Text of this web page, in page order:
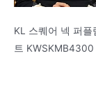
KL 스퀘어 넥 퍼
트 KWSKMB4300